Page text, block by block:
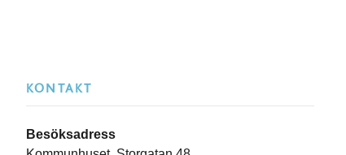
KONTAKT
Besöksadress